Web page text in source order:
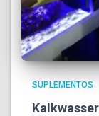
SUPLEMENTOS